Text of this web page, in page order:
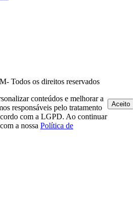
Todos os direitos reservados
conteúdos e melhorar a
responsáveis pelo tratamento
com a LGPD. Ao continuar
a nossa Política de
Aceito